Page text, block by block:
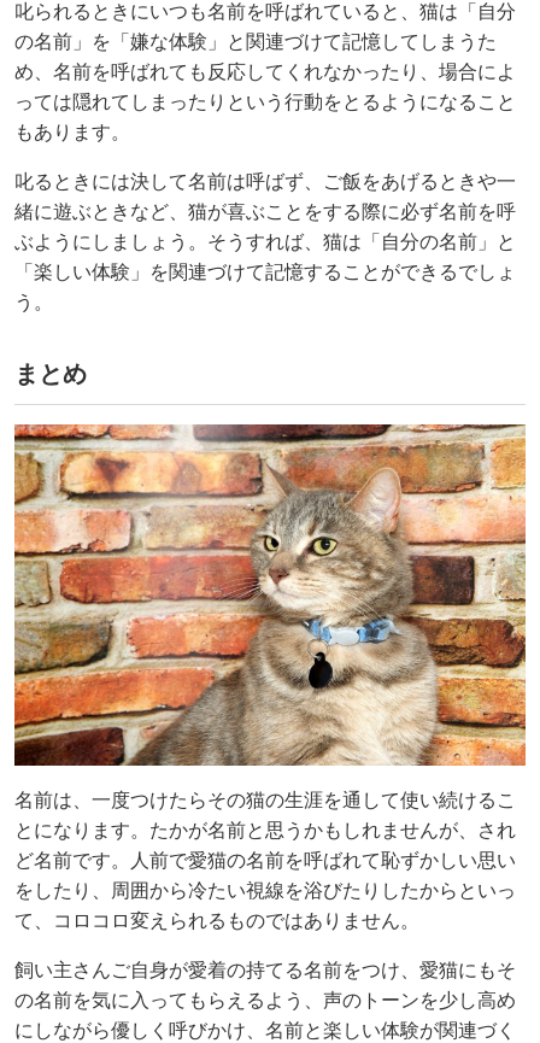
叱られるときにいつも名前を呼ばれていると、猫は「自分
の名前」を「嫌な体験」と関連づけて記憶してしまうた
め、名前を呼ばれても反応してくれなかったり、場合によ
っては隠れてしまったりという行動をとるようになること
もあります。
叱るときには決して名前は呼ばず、ご飯をあげるときや一
緒に遊ぶときなど、猫が喜ぶことをする際に必ず名前を呼
ぶようにしましょう。そうすれば、猫は「自分の名前」と
「楽しい体験」を関連づけて記憶することができるでしょ
う。
まとめ
名前は、一度つけたらその猫の生涯を通して使い続けるこ
とになります。たかが名前と思うかもしれませんが、され
ど名前です。人前で愛猫の名前を呼ばれて恥ずかしい思い
をしたり、周囲から冷たい視線を浴びたりしたからといっ
て、コロコロ変えられるものではありません。
飼い主さんご自身が愛着の持てる名前をつけ、愛猫にもそ
の名前を気に入ってもらえるよう、声のトーンを少し高め
にしながら優しく呼びかけ、名前と楽しい体験が関連づく